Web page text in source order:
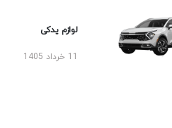
لوازم یدکی